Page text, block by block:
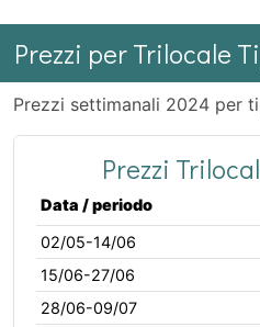
Prezzi per Trilocale
Prezzi settimanali 2024 per
Prezzi
Data / periodo
02/05-14/06
15/06-27/06
28/06-09/07